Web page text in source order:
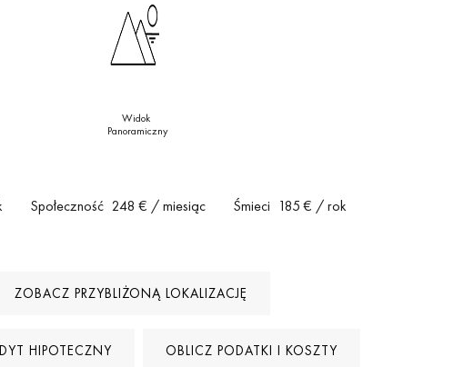
Widok
Panoramiczny
Społeczność 248 € / miesiąc Śmieci 185 € / rok
ZOBACZ PRZYBLIŻONĄ LOKALIZACJĘ
HIPOTECZNY OBLICZ PODATKI I KOSZTY